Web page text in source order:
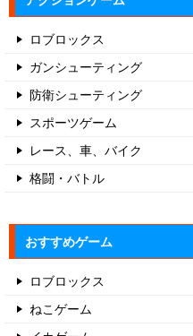
ロブロックス
ガンシューティング
防衛シューティング
スポーツゲーム
レース、車、バイク
格闘・バトル
ロブロックス
ねこゲーム
イカゲーム